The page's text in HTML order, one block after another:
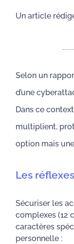
Un article
Selon un
d’une
Dans ce
multiplient,
option mais
Les
Sécuriser les
complexes (12
caractères
personnelle :